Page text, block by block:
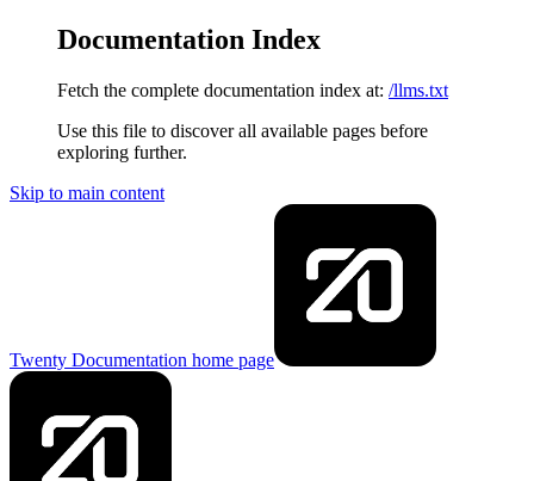
Documentation Index
Fetch the complete documentation index at: /llms.txt
Use this file to discover all available pages before
exploring further.
Skip to main content
Twenty Documentation home page